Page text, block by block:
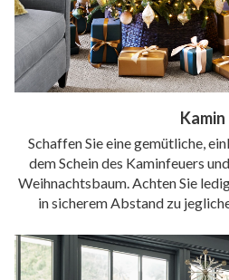
Kamin
Schaffen Sie eine gemütliche,
dem Schein des Kaminfeuers
Weihnachtsbaum. Achten Sie
in sicherem Abstand zu